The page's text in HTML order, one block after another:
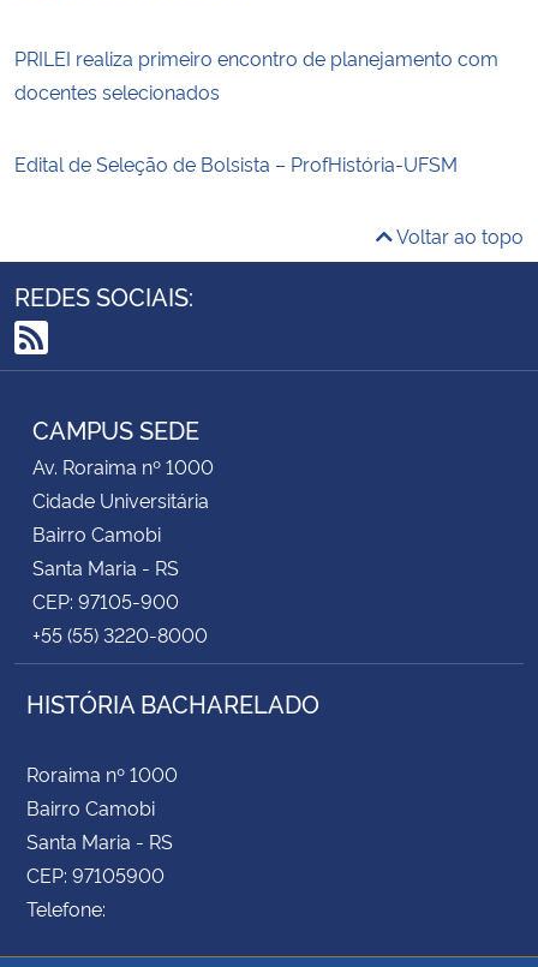
PRILEI realiza primeiro encontro de planejamento com
docentes selecionados
Edital de Seleção de Bolsista – ProfHistória-UFSM
Voltar ao topo
REDES SOCIAIS:
RSS
CAMPUS SEDE
Av. Roraima nº 1000
Cidade Universitária
Bairro Camobi
Santa Maria - RS
CEP: 97105-900
+55 (55) 3220-8000
HISTÓRIA BACHARELADO
Roraima nº 1000
Bairro Camobi
Santa Maria - RS
CEP: 97105900
Telefone: